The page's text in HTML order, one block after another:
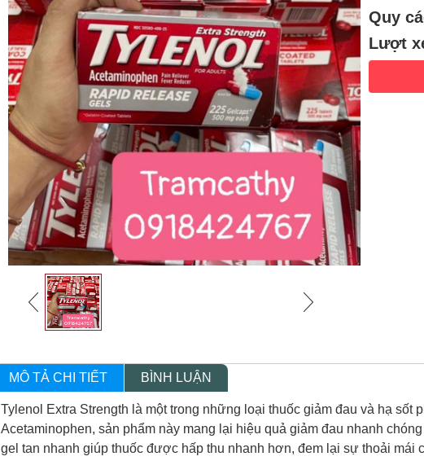
Quy
Lượt
MÔ TẢ CHI TIẾT BÌNH LUẬN
Tylenol Extra Strength là một trong những loại thuốc giảm đau và hạ
Acetaminophen, sản phẩm này mang lại hiệu quả giảm đau nhanh
gel tan nhanh giúp thuốc được hấp thu nhanh hơn, đem lại sự thoải mái